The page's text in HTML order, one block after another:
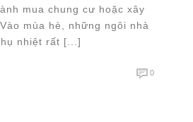
mua chung cư hoặc xây
mùa hè, những ngôi nhà
nhiệt rất [...]
0